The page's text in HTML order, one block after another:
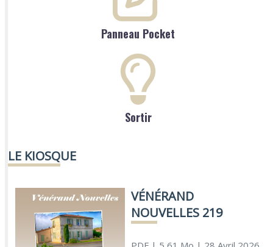
Panneau Pocket
Sortir
LE KIOSQUE
VÉNÉRAND
NOUVELLES 219